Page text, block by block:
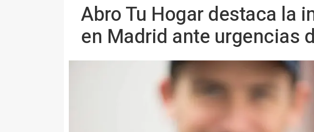
Abro Tu Hogar destaca la
en Madrid ante urgencias